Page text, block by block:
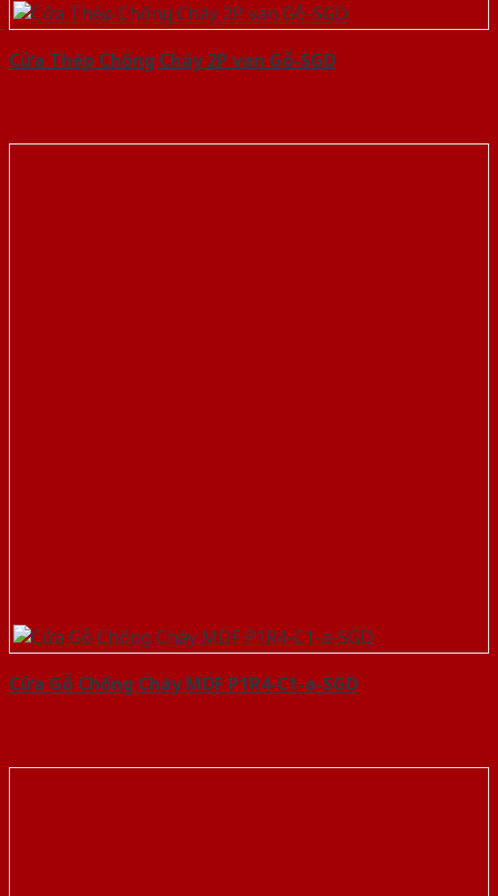
Cửa Thép Chống Cháy 2P van Gỗ-SGD
Cửa Gỗ Chống Cháy MDF P1R4-C1-a-SGD